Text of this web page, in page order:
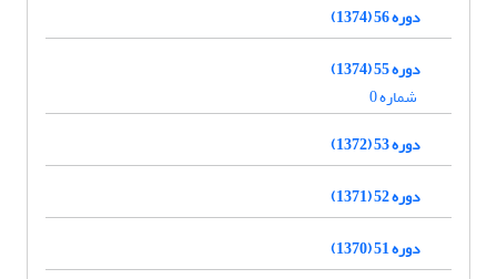
دوره 56 (1374)
دوره 55 (1374)
شماره 0
دوره 53 (1372)
دوره 52 (1371)
دوره 51 (1370)